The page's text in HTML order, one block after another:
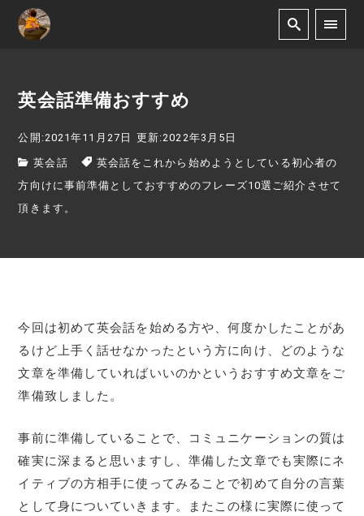
英会話準備おすすめ
公開:2021年11月27日 更新:2022年3月5日
英会話
英会話をこれから始めようとしている初心者の
方向けに事前準備としておすすめのフレーズ10選ご紹介させて
頂きます。
今回は初めて英会話を始める方や、何度かしたことがあ
るけど上手く話せなかったという方に向け、どのような
文章を準備していればいいのかというおすすめ文章をご
準備致しました。
事前に準備していることで、コミュニケーションの質は
確実に深まると思いますし、準備した文章でも実際にネ
イティブの方相手に使ってみることで初めて自分の言葉
として身についていきます。またこの様に実際に使って